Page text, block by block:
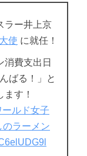
ラー井上京
使 に就任！
消費支出日
ばる！」と
す！
ールド女子
のラーメン